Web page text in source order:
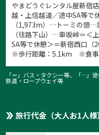
やまどうぐレンタル屋新宿店
越・上信越道／途中SA等で
（1,973m）…トーミの頭
（往路下山）…車坂峠＝＜
SA等で休憩＞＝新宿西口（
※歩行距離：5.1km ※食
「＝」バス・タクシー等、「…」
鉄道・ロープウェイ等
旅行代金（大人お1人